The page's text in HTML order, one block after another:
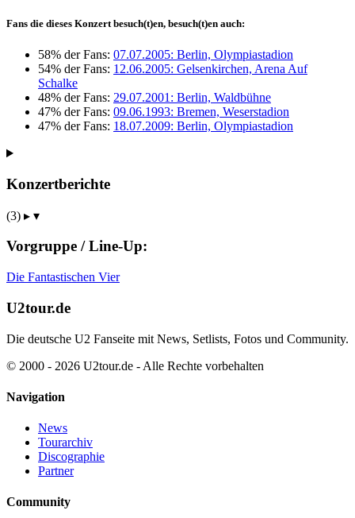
Fans die dieses Konzert besuch(t)en, besuch(t)en auch:
58% der Fans: 07.07.2005: Berlin, Olympiastadion
54% der Fans: 12.06.2005: Gelsenkirchen, Arena Auf
Schalke
48% der Fans: 29.07.2001: Berlin, Waldbühne
47% der Fans: 09.06.1993: Bremen, Weserstadion
47% der Fans: 18.07.2009: Berlin, Olympiastadion
Konzertberichte
(3) ▸ ▾
Vorgruppe / Line-Up:
Die Fantastischen Vier
U2tour.de
Die deutsche U2 Fanseite mit News, Setlists, Fotos und Community.
© 2000 - 2026 U2tour.de - Alle Rechte vorbehalten
Navigation
News
Tourarchiv
Discographie
Partner
Community